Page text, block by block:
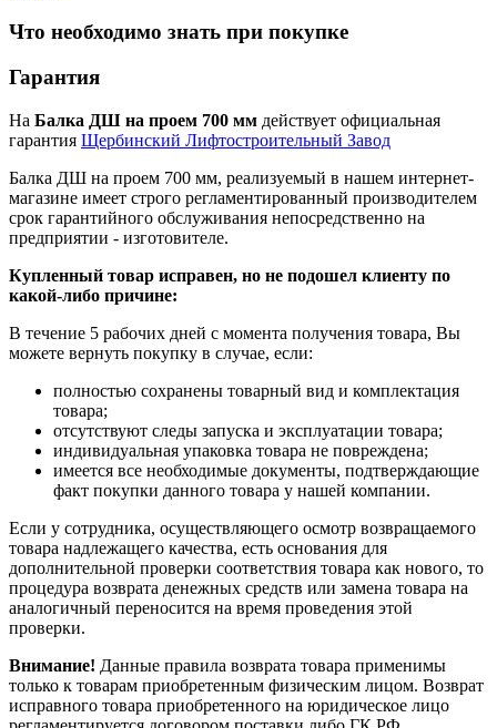
Что необходимо знать при покупке
Гарантия
На Балка ДШ на проем 700 мм действует официальная
гарантия Щербинский Лифтостроительный Завод
Балка ДШ на проем 700 мм, реализуемый в нашем интернет-
магазине имеет строго регламентированный производителем
срок гарантийного обслуживания непосредственно на
предприятии - изготовителе.
Купленный товар исправен, но не подошел клиенту по
какой-либо причине:
В течение 5 рабочих дней с момента получения товара, Вы
можете вернуть покупку в случае, если:
полностью сохранены товарный вид и комплектация
товара;
отсутствуют следы запуска и эксплуатации товара;
индивидуальная упаковка товара не повреждена;
имеется все необходимые документы, подтверждающие
факт покупки данного товара у нашей компании.
Если у сотрудника, осуществляющего осмотр возвращаемого
товара надлежащего качества, есть основания для
дополнительной проверки соответствия товара как нового, то
процедура возврата денежных средств или замена товара на
аналогичный переносится на время проведения этой
проверки.
Внимание! Данные правила возврата товара применимы
только к товарам приобретенным физическим лицом. Возврат
исправного товара приобретенного на юридическое лицо